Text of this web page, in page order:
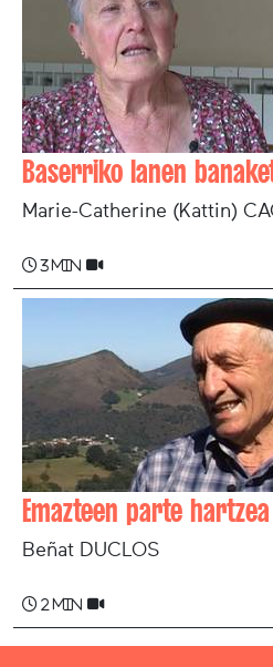
Baserriko lanen
Marie-Catherine (Kattin)
3 min
Emazteen parte
Beñat DUCLOS
2 min